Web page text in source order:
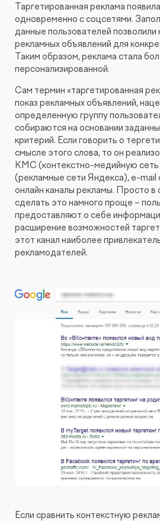
Таргетированная реклама
одновременно с соцсетями.
данные пользователей позволили
рекламных объявлений для
Таким образом, реклама стала
персонализированной.
Сам термин «таргетированная
показ рекламных объявлений,
определенную группу
собираются на основании
критерий. Если говорить о
смысле этого слова, то он
КМС (контекстно-медийную
(рекламные сети Яндекса), e-mail
онлайн каналы рекламы. Просто в
сделать это намного проще –
предоставляют о себе
расширение возможностей
этот канал наиболее
рекламодателей.
Если сравнить контекстную